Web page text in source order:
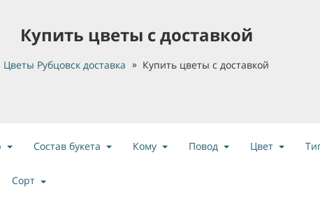
Купить цветы с доставкой
Цветы Рубцовск доставка Купить цветы с доставкой
Состав букета Кому Повод Цвет
Сорт